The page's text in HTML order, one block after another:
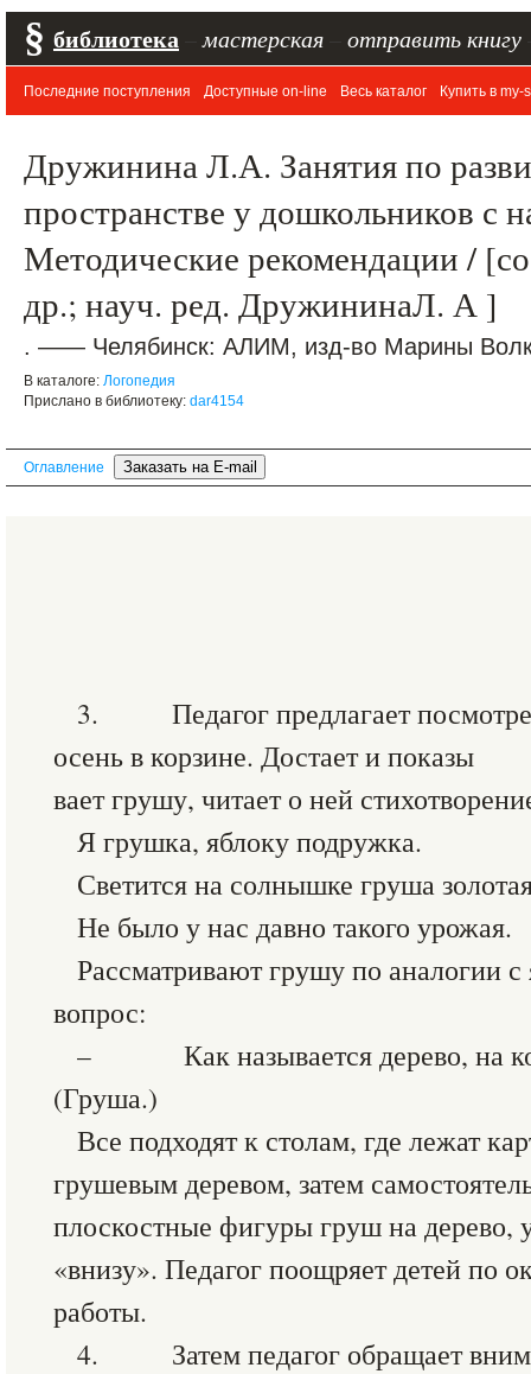
§ библиотека мастерская отправить книгу
Последние поступления Доступные on-line Весь каталог Купить в my-
Дружинина Л.А. Занятия по
пространстве у дошкольников с
Методические рекомендации /
др.; науч. ред. ДружининаЛ. А ]
. —— Челябинск: АЛИМ, изд-во Марины
В каталоге: Логопедия
Прислано в библиотеку: dar4154
Оглавление
3. Педагог предлагает
осень в корзине. Достает и показы
вает грушу, читает о ней
Я грушка, яблоку подружка.
Светится на солнышке груша
Не было у нас давно такого урожая.
Рассматривают грушу по аналогии с
вопрос:
– Как называется дерево, на
(Груша.)
Все подходят к столам, где лежат
грушевым деревом, затем
плоскостные фигуры груш на дерево,
«внизу». Педагог поощряет детей по
работы.
4. Затем педагог обращает